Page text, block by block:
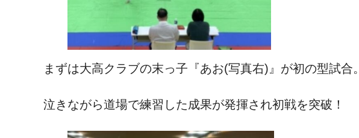
まずは大高クラブの末っ子『あお(写真右)』が初の型試合。
泣きながら道場で練習した成果が発揮され初戦を突破！